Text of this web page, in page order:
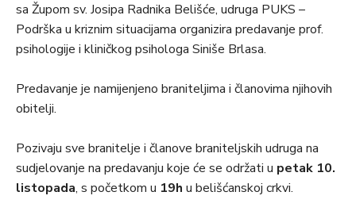
sa Župom sv. Josipa Radnika Belišće, udruga PUKS –
Podrška u kriznim situacijama organizira predavanje prof.
psihologije i kliničkog psihologa Siniše Brlasa.
Predavanje je namijenjeno braniteljima i članovima njihovih
obitelji.
Pozivaju sve branitelje i članove braniteljskih udruga na
sudjelovanje na predavanju koje će se održati u petak 10.
listopada, s početkom u 19h u belišćanskoj crkvi.